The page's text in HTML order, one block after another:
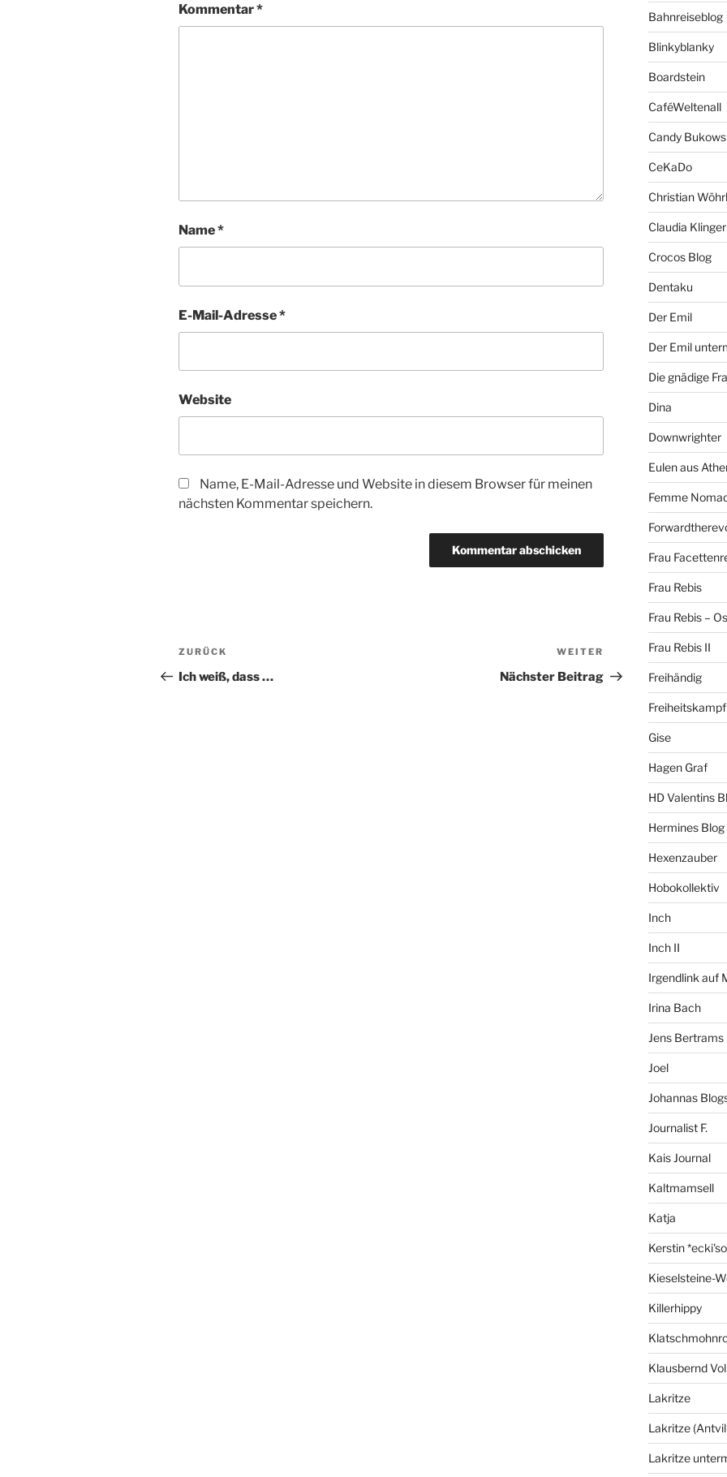
Kommentar*
Name*
E-Mail-Adresse*
Website
Name, E-Mail-Adresse und Website in diesem Browser für meinen
nächsten Kommentar speichern.
Beitragsnavigation
Vorheriger
Beitrag
ZURÜCK
Ich weiß, dass …
Nächster
Beitrag
WEITER
Nächster Beitrag
Bahnreiseblog
Blinkyblanky
Boardstein
CaféWeltenall
Candy
CeKaDo
Christian Wöhrl
Claudia Klinger
Crocos Blog
Dentaku
Der Emil
Der Emil
Die gnädige
Dina
Downwrighter
Eulen aus
Femme
Frau
Frau Rebis
Frau Rebis –
Frau Rebis II
Freihändig
Freiheitskampf
Gise
Hagen Graf
HD Valentins
Hermines Blog
Hexenzauber
Hobokollektiv
Inch
Inch II
Irgendlink auf
Irina Bach
Jens Bertrams
Joel
Johannas
Journalist F.
Kais Journal
Kaltmamsell
Katja
Kerstin
Kieselsteine-
Killerhippy
Klausbernd
Lakritze
Lakritze
Lakritze